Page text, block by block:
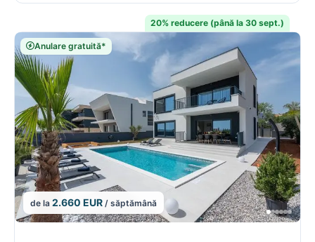
20% reducere (până la 30 sept.)
Anulare gratuită*
de la 2.660 EUR / săptămână